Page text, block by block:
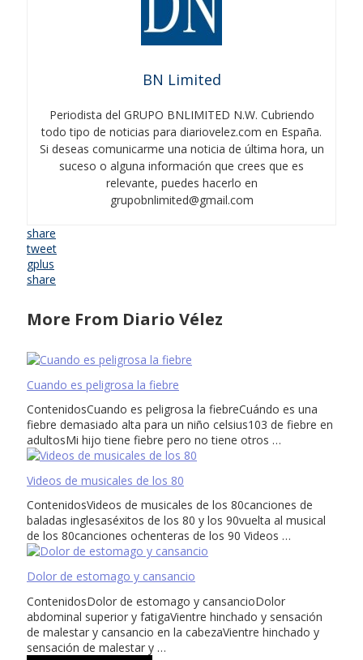
BN Limited
Periodista del GRUPO BNLIMITED N.W. Cubriendo
todo tipo de noticias para diariovelez.com en España.
Si deseas comunicarme una noticia de última hora, un
suceso o alguna información que crees que es
relevante, puedes hacerlo en
grupobnlimited@gmail.com
share
tweet
gplus
share
More From Diario Vélez
Cuando es peligrosa la fiebre
ContenidosCuando es peligrosa la fiebreCuándo es una
fiebre demasiado alta para un niño celsius103 de fiebre en
adultosMi hijo tiene fiebre pero no tiene otros …
Videos de musicales de los 80
ContenidosVideos de musicales de los 80canciones de
baladas inglesaséxitos de los 80 y los 90vuelta al musical
de los 80canciones ochenteras de los 90 Videos …
Dolor de estomago y cansancio
ContenidosDolor de estomago y cansancioDolor
abdominal superior y fatigaVientre hinchado y sensación
de malestar y cansancio en la cabezaVientre hinchado y
sensación de malestar y …